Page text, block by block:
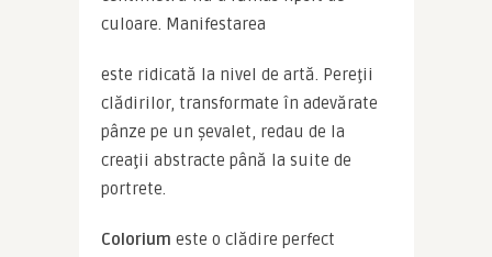
culoare. Manifestarea
este ridicată la nivel de artă. Pereţii
clădirilor, transformate în adevărate
pânze pe un șevalet, redau de la
creaţii abstracte până la suite de
portrete.
Colorium este o clădire perfect